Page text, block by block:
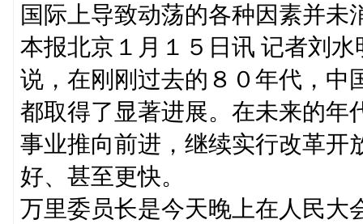
国际上导致动荡的各种因素并未
本报北京１月１５日讯 记者刘
说，在刚刚过去的８０年代，中
都取得了显著进展。在未来的年
事业推向前进，继续实行改革开
好、甚至更快。
万里委员长是今天晚上在人民大